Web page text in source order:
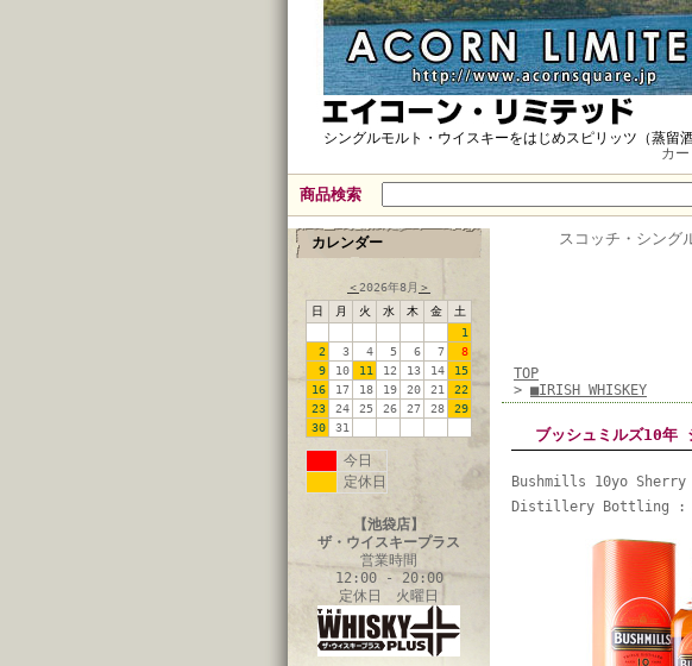
シングルモルト・ウイスキーをはじめスピリッツ（蒸留
カ
商品検索
カレンダー
＜2026年8月 ＞
日
月 火 水 木 金
土
1
2
3 4 5 6 7
8
9
10 11 12 13 14
15
16
17 18 19 20 21
22
23
24 25 26 27 28
29
30
31
今日
定休日
【池袋店】
ザ・ウイスキープラス
営業時間
12:00 - 20:00
定休日 火曜日
スコッチ・ シング
TOP
> ■IRISH WHISKEY
ブッシュミルズ10年
Bushmills 10yo
Distillery Bottling :